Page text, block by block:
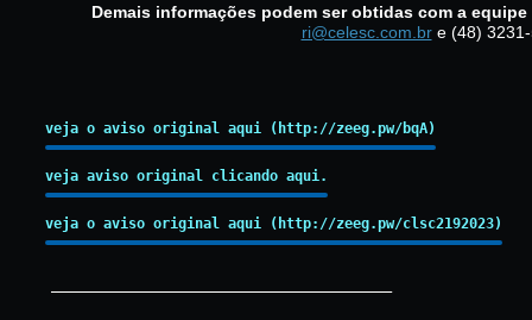
Demais informações podem ser obtidas com a
ri@celesc.com.bre (48)
veja o aviso original aqui (http://zeeg.pw/bqA)
veja aviso original clicando aqui.
veja o aviso original aqui (http://zeeg.pw/clsc2192023)